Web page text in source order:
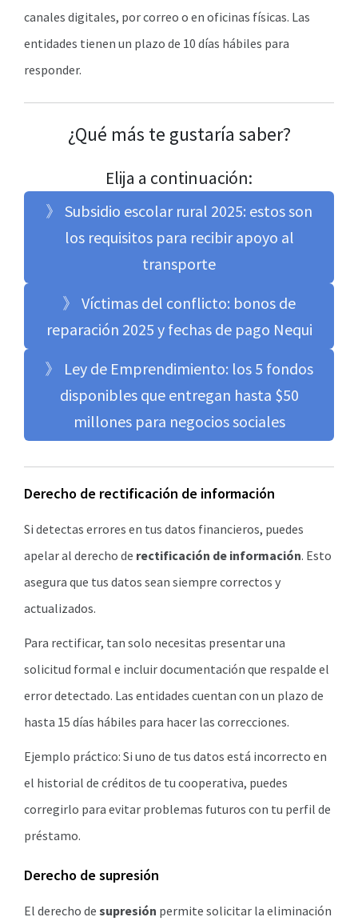
canales digitales, por correo o en oficinas físicas. Las
entidades tienen un plazo de 10 días hábiles para
responder.
¿Qué más te gustaría saber?
Elija a continuación:
》 Subsidio escolar rural 2025: estos son
los requisitos para recibir apoyo al
transporte
》 Víctimas del conflicto: bonos de
reparación 2025 y fechas de pago Nequi
》 Ley de Emprendimiento: los 5 fondos
disponibles que entregan hasta $50
millones para negocios sociales
Derecho de rectificación de información
Si detectas errores en tus datos financieros, puedes
apelar al derecho de rectificación de información. Esto
asegura que tus datos sean siempre correctos y
actualizados.
Para rectificar, tan solo necesitas presentar una
solicitud formal e incluir documentación que respalde el
error detectado. Las entidades cuentan con un plazo de
hasta 15 días hábiles para hacer las correcciones.
Ejemplo práctico: Si uno de tus datos está incorrecto en
el historial de créditos de tu cooperativa, puedes
corregirlo para evitar problemas futuros con tu perfil de
préstamo.
Derecho de supresión
El derecho de supresión permite solicitar la eliminación